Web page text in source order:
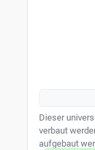
Dieser
verbaut
aufgebaut